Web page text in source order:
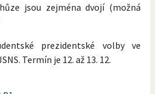
jsou zejména dvojí (možná
prezidentské volby ve
Termín je 12. až 13. 12.